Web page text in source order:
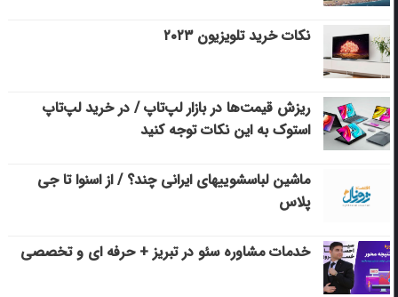
نکات خرید تلویزیون ۲۰۲۳
ریزش قیمت‌ها در بازار لپ‌تاپ / در خرید لپ‌تاپ
استوک به این نکات توجه کنید
ماشین لباسشویی‎های ایرانی چند؟ / از اسنوا تا جی
پلاس
خدمات مشاوره سئو در تبریز + حرفه ای و تخصصی